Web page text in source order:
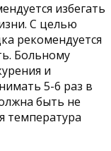
избегать
С целью
рекомендуется
Больному
и
5-6 раз в
быть не
температура